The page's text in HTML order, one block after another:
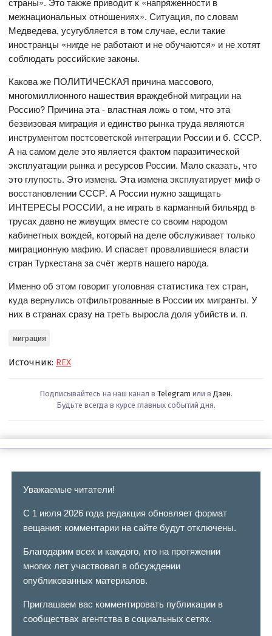
межнациональных отношениях». Ситуация, по словам
Медведева, усугубляется в том случае, если такие
иностранцы «нигде не работают и не обучаются» и не хотят
соблюдать российские законы.
Какова же ПОЛИТИЧЕСКАЯ причина массового,
многомиллионного нашествия враждебной миграции на
Россию? Причина эта - властная ложь о том, что эта
безвизовая миграция и единство рынка труда являются
инструментом постсоветской интеграции России и б. СССР.
А на самом деле это является фактом паразитической
эксплуатации рынка и ресурсов России. Мало сказать, что
это глупость. Это измена. Эта измена эксплуатирует миф о
восстановлении СССР. А России нужно защищать
ИНТЕРЕСЫ РОССИИ, а не играть в карманный бильярд в
трусах давно не живущих вместе со своим народом
кабинетных вождей, который на деле обслуживает только
миграционную мафию. И спасает провалившиеся власти
стран Туркестана за счёт жертв нашего народа.
Именно об этом говорит уголовная статистика тех стран,
куда вернулись отфильтрованные в России их мигранты. У
них в странах сразу на треть выросла доля убийств и. п.
миграция
Источник: REX
Подписывайтесь на наш канал в Telegram или в Дзен.
Будьте всегда в курсе главных событий дня.
Уважаемые читатели!
С 1 июля 2026 года редакция обновляет формат
вещания: комментарии на сайте будут отключены.
Благодарим всех и каждого, кто на протяжении
многих лет участвовал в обсуждении
опубликованных материалов.
Приглашаем вас комментировать публикации в
сообществах агентства в социальных сетях.